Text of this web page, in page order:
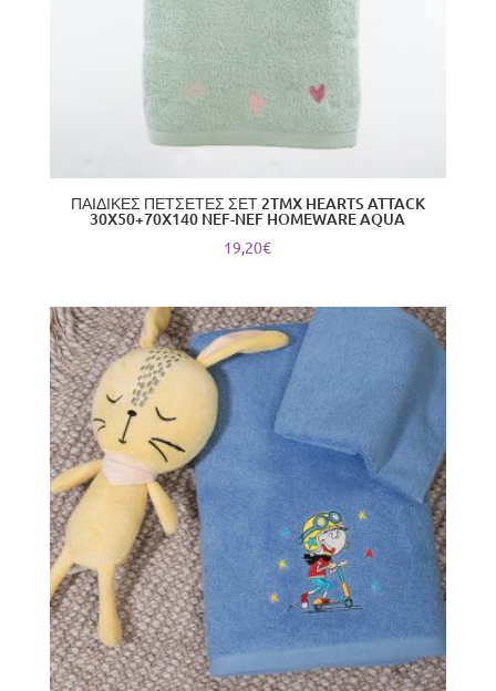
ΠΑΙΔΙΚΕΣ ΠΕΤΣΕΤΕΣ ΣΕΤ 2TMX HEARTS ATTACK
30X50+70X140 NEF-NEF HOMEWARE AQUA
19,20€